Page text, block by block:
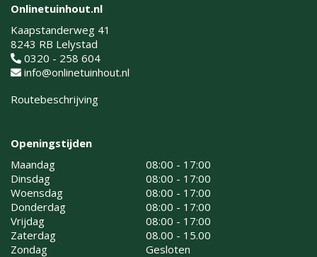
Onlinetuinhout.nl
Kaapstanderweg 41
8243 RB Lelystad
0320 - 258 604
info@onlinetuinhout.nl
Routebeschrijving
Openingstijden
Maandag
08:00 - 17:00
Dinsdag
08:00 - 17:00
Woensdag
08:00 - 17:00
Donderdag
08:00 - 17:00
Vrijdag
08:00 - 17:00
Zaterdag
08.00 - 15.00
Zondag
Gesloten